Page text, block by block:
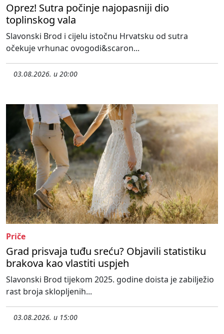
Oprez! Sutra počinje najopasniji dio
toplinskog vala
Slavonski Brod i cijelu istočnu Hrvatsku od sutra
očekuje vrhunac ovogodi&scaron...
03.08.2026. u 20:00
Priče
Grad prisvaja tuđu sreću? Objavili statistiku
brakova kao vlastiti uspjeh
Slavonski Brod tijekom 2025. godine doista je zabilježio
rast broja sklopljenih...
03.08.2026. u 15:00